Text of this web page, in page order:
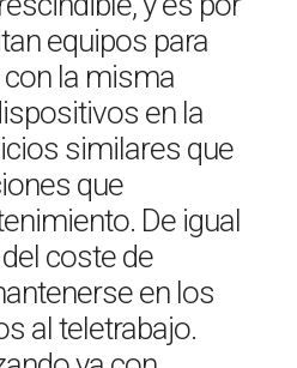
equipos para
la misma
en la
similares que
que
De igual
coste de
en los
al teletrabajo.